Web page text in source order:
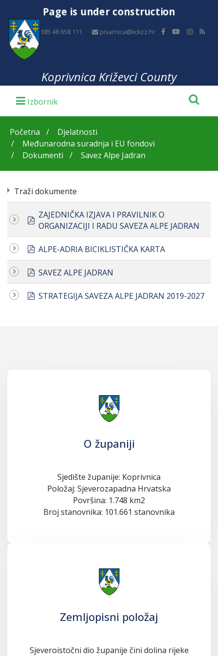
Page is under construction
+385 48 658 111 pisarnica@kckzz.hr
Koprivnica Križevci County
Početna
Djelatnosti
Međunarodna suradnja i EU fondovi
Dokumenti
Savez Alpe Jadran
Traži dokumente
pdf
ZAJEDNIČKA IZJAVA I PRAVILNIK O
ORGANIZACIJI I RADU SAVEZA ALPE JADRAN
pdf
ALPE-ADRIA BICIKLISTIČKA KARTA
pdf
SAVEZ ALPE JADRAN
pdf
STRATEGIJA SAVEZA ALPE JADRAN 2019-2027
O županiji
Sjedište županije: Koprivnica
Položaj: Sjeverozapadna Hrvatska
Površina: 1.748 km2
Broj stanovnika: 101.661 stanovnika
Zemljopisni položaj
Sjeveroistočni dio županije čini dolina rijeke